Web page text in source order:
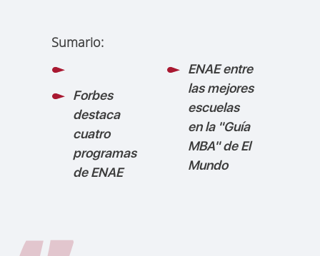
Sumario:
Forbes
destaca
cuatro
programas
de ENAE
ENAE entre
las mejores
escuelas
en la "Guía
MBA" de El
Mundo